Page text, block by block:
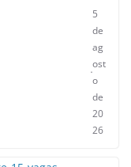
5
de
ag
ost
o
de
20
26